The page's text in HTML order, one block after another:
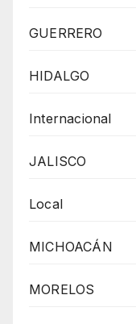
GUERRERO
HIDALGO
Internacional
JALISCO
Local
MICHOACÁN
MORELOS